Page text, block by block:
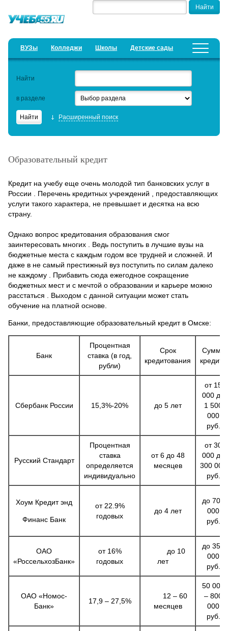
ВУЗы Колледжи Школы Детские сады
Добавить уч. заведение Предложить новость
Актуальные статьи
Найти
в разделе
Расширенный поиск
Образовательный кредит
Кредит на учебу еще очень молодой тип банковских услуг в
России . Перечень кредитных учреждений , предоставляющих
услуги такого характера, не превышает и десятка на всю
страну.
Однако вопрос кредитования образования смог
заинтересовать многих . Ведь поступить в лучшие вузы на
бюджетные места с каждым годом все трудней и сложней. И
даже в не самый престижный вуз поступить по силам далеко
не каждому . Прибавить сюда ежегодное сокращение
бюджетных мест и с мечтой о образовании и карьере можно
расстаться . Выходом с данной ситуации может стать
обучение на платной основе.
Банки, предоставляющие образовательный кредит в Омске:
Банк
Процентная
ставка (в год,
рубли)
Срок
кредитования
Сумма
кредита
Сбербанк России 15,3%-20% до 5 лет
от 15
000 до
1 500
000
руб.
Русский Стандарт
Процентная
ставка
определяется
индивидуально
от 6 до 48
месяцев
от 30
000 до
300 000
руб.
Хоум Кредит энд
Финанс Банк
от 22.9%
годовых
до 4 лет
до 700
000
руб.
ОАО
«РоссельхозБанк»
от 16%
годовых
до 10
лет
до 350
000
руб.
ОАО «Номос-
Банк»
17,9 – 27,5%
12 – 60
месяцев
50 000
– 800
000
руб.